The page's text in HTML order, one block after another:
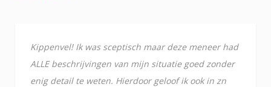
Kippenvel! Ik was sceptisch maar deze meneer had
ALLE beschrijvingen van mijn situatie goed zonder
enig detail te weten. Hierdoor geloof ik ook in zn